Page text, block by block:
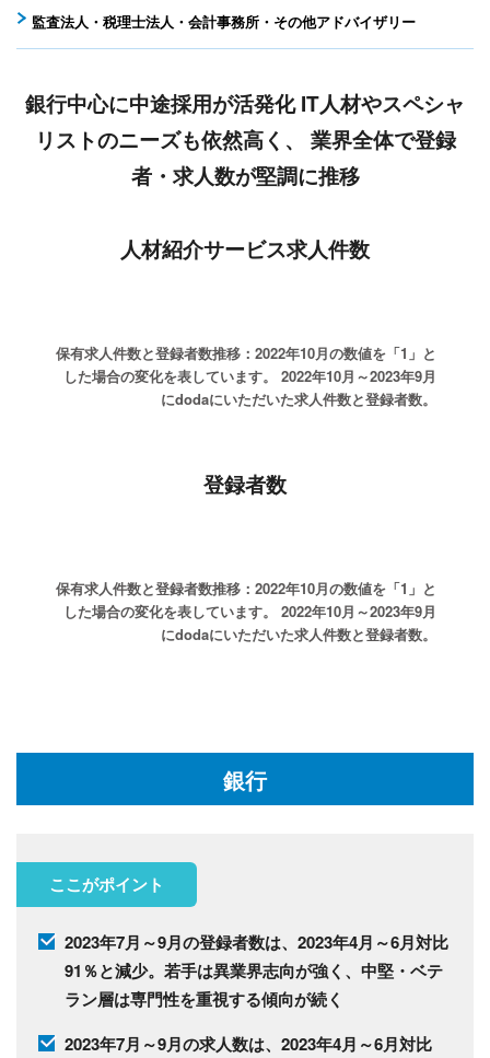
監査法人・税理士法人・会計事務所・その他アドバイザリー
銀行中心に中途採用が活発化IT人材やスペシャ
リストのニーズも依然高く、
業界全体で登録
者・求人数が堅調に推移
人材紹介サービス求人件数
保有求人件数と登録者数推移：2022年10月の数値を「1」と
した場合の変化を表しています。
2022年10月～2023年9月
にdodaにいただいた求人件数と登録者数。
登録者数
保有求人件数と登録者数推移：2022年10月の数値を「1」と
した場合の変化を表しています。
2022年10月～2023年9月
にdodaにいただいた求人件数と登録者数。
銀行
ここがポイント
2023年7月～9月の登録者数は、2023年4月～6月対比
91％と減少。若手は異業界志向が強く、中堅・ベテ
ラン層は専門性を重視する傾向が続く
2023年7月～9月の求人数は、2023年4月～6月対比